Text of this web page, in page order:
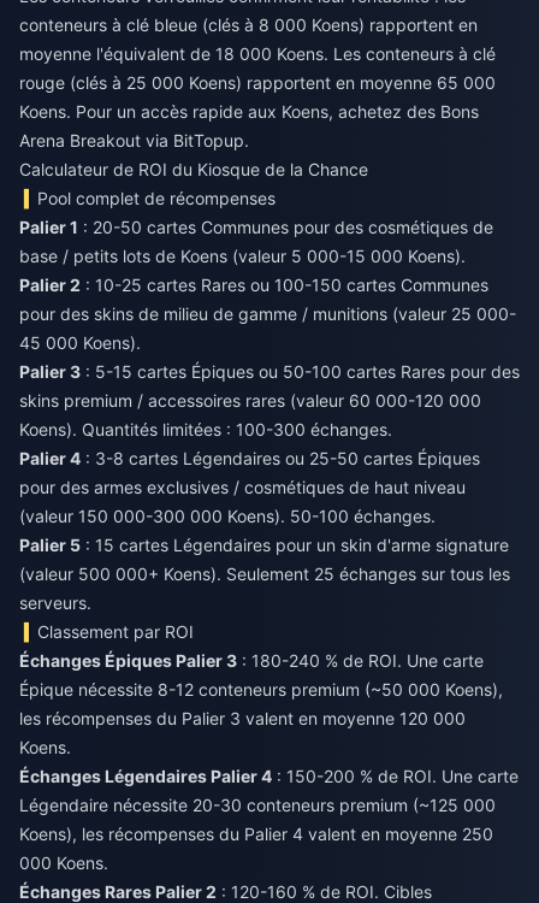
conteneurs à clé bleue (clés à 8 000 Koens) rapportent en
moyenne l'équivalent de 18 000 Koens. Les conteneurs à clé
rouge (clés à 25 000 Koens) rapportent en moyenne 65 000
Koens. Pour un accès rapide aux Koens, achetez des Bons
Arena Breakout via BitTopup.
Calculateur de ROI du Kiosque de la Chance
Pool complet de récompenses
Palier 1 : 20-50 cartes Communes pour des cosmétiques de
base / petits lots de Koens (valeur 5 000-15 000 Koens).
Palier 2 : 10-25 cartes Rares ou 100-150 cartes Communes
pour des skins de milieu de gamme / munitions (valeur 25 000-
45 000 Koens).
Palier 3 : 5-15 cartes Épiques ou 50-100 cartes Rares pour des
skins premium / accessoires rares (valeur 60 000-120 000
Koens). Quantités limitées : 100-300 échanges.
Palier 4 : 3-8 cartes Légendaires ou 25-50 cartes Épiques
pour des armes exclusives / cosmétiques de haut niveau
(valeur 150 000-300 000 Koens). 50-100 échanges.
Palier 5 : 15 cartes Légendaires pour un skin d'arme signature
(valeur 500 000+ Koens). Seulement 25 échanges sur tous les
serveurs.
Classement par ROI
Échanges Épiques Palier 3 : 180-240 % de ROI. Une carte
Épique nécessite 8-12 conteneurs premium (~50 000 Koens),
les récompenses du Palier 3 valent en moyenne 120 000
Koens.
Échanges Légendaires Palier 4 : 150-200 % de ROI. Une carte
Légendaire nécessite 20-30 conteneurs premium (~125 000
Koens), les récompenses du Palier 4 valent en moyenne 250
000 Koens.
Échanges Rares Palier 2 : 120-160 % de ROI. Cibles